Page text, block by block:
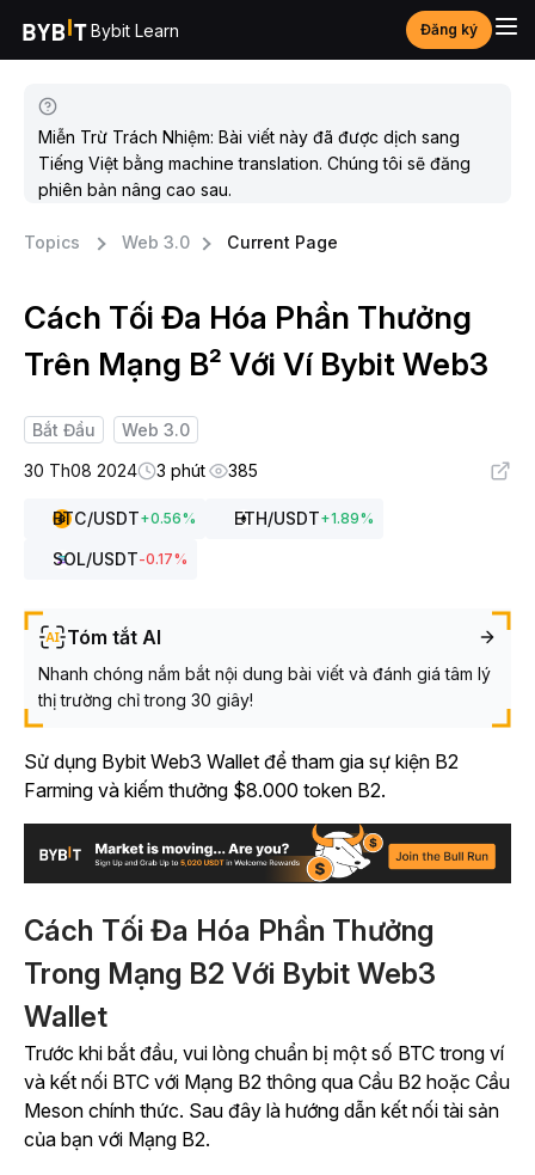
Bybit Learn Đăng ký
Miễn Trừ Trách Nhiệm: Bài viết này đã được dịch sang
Tiếng Việt bằng machine translation. Chúng tôi sẽ đăng
phiên bản nâng cao sau.
Topics Web 3.0 Current Page
Cách Tối Đa Hóa Phần Thưởng
Trên Mạng B² Với Ví Bybit Web3
Bắt Đầu
Web 3.0
30 Th08 2024
3 phút 385
BTC/USDT+0.56% ETH/USDT+1.89%
SOL/USDT-0.17%
Tóm tắt AI
Nhanh chóng nắm bắt nội dung bài viết và đánh giá tâm lý
thị trường chỉ trong 30 giây!
Sử dụng Bybit Web3 Wallet để tham gia sự kiện B2
Farming và kiếm thưởng $8.000 token B2.
Cách Tối Đa Hóa Phần Thưởng
Trong Mạng B2 Với Bybit Web3
Wallet
Trước khi bắt đầu, vui lòng chuẩn bị một số BTC trong ví
và kết nối BTC với Mạng B2 thông qua Cầu B2 hoặc Cầu
Meson chính thức. Sau đây là hướng dẫn kết nối tài sản
của bạn với Mạng B2.